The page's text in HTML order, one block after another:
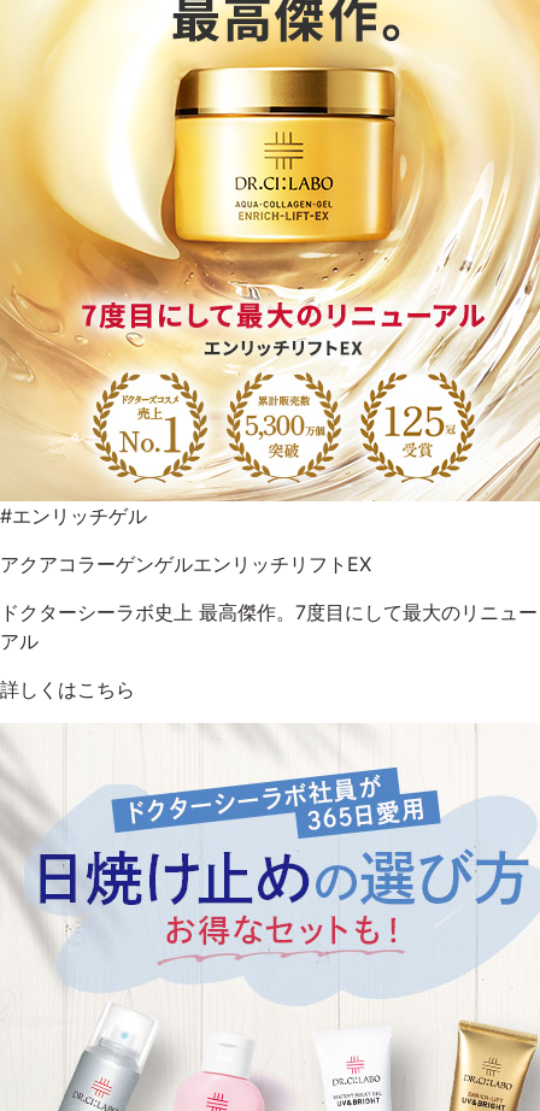
#エンリッチゲル
アクアコラーゲンゲルエンリッチリフトEX
ドクターシーラボ史上 最高傑作。7度目にして最大のリニュー
アル
詳しくはこちら